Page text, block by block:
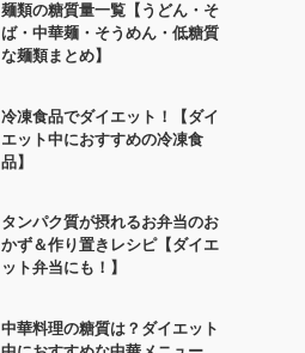
麺類の糖質量一覧【うどん・そ
ば・中華麺・そうめん・低糖質
な麺類まとめ】
冷凍食品でダイエット！【ダイ
エット中におすすめの冷凍食
品】
タンパク質が摂れるお弁当のお
かず＆作り置きレシピ【ダイエ
ット弁当にも！】
中華料理の糖質は？ダイエット